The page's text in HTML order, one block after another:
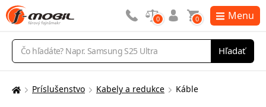
Vyhľadávanie
Hľadať
0 0 Menu
Tu
Príslušenstvo Kabely a redukce Káble